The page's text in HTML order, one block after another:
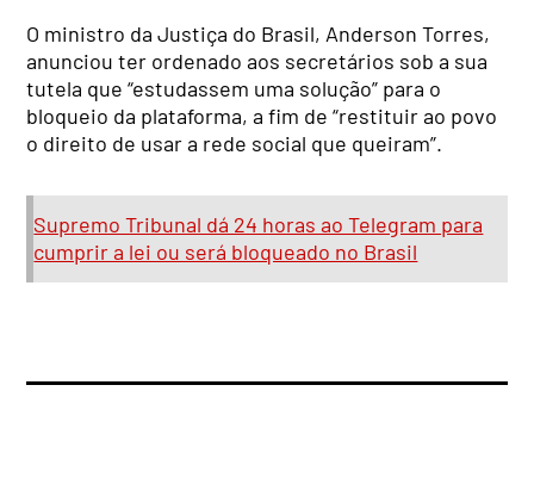
O ministro da Justiça do Brasil, Anderson Torres,
anunciou ter ordenado aos secretários sob a sua
tutela que “estudassem uma solução” para o
bloqueio da plataforma, a fim de “restituir ao povo
o direito de usar a rede social que queiram”.
Supremo Tribunal dá 24 horas ao Telegram para
cumprir a lei ou será bloqueado no Brasil